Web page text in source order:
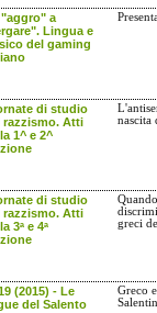
"aggro" a
Lingua e
del gaming
di studio
razzismo. Atti
1^ e 2^
nascita
di studio
razzismo. Atti
3ᵃ e 4ᵃ
greci
(2015) - Le
del Salento
Greco